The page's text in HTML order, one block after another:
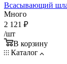
Всасывающий
Много
2 121 ₽
/шт
В корзину
Каталог